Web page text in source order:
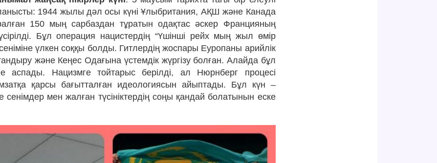
1944 жылы дәл осы күні Ұлыбритания, АҚШ және Канада
150 мың сарбаздан тұратын одақтас әскер Францияның
Бұл операция нацистердің “Үшінші рейх мың жыл өмір
үлкен соққы болды. Гитлердің жоспары Еуропаны арийлік
және Кеңес Одағына үстемдік жүргізу болған. Алайда бұл
аспады. Нацизмге тойтарыс берілді, ал Нюрнберг процесі
қарсы бағытталған идеологиясын айыптады. Бұл күн –
сенімдер мен жалған түсініктердің соңы қандай болатынын еске